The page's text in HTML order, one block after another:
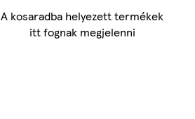
A kosaradba helyezett termékek
itt fognak megjelenni